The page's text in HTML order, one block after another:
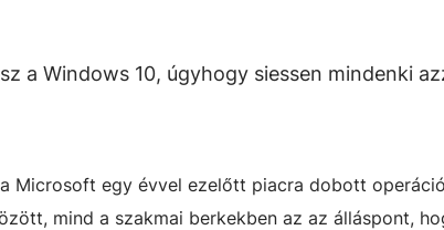
a Windows 10, úgyhogy siessen mindenki
Microsoft egy évvel ezelőtt piacra dobott
mind a szakmai berkekben az az álláspont,